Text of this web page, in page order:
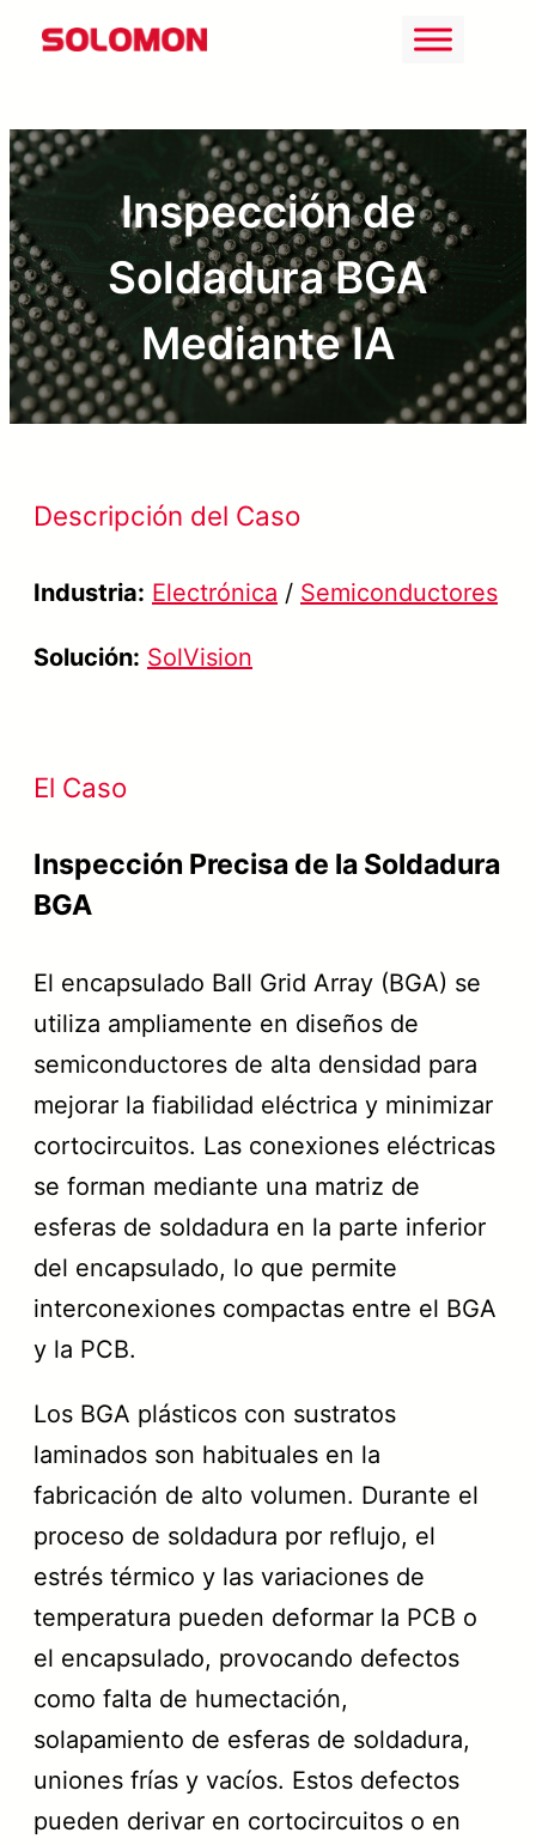
Saltar
Inspección de
Soldadura BGA
Mediante IA
Descripción del Caso
Industria: Electrónica / Semiconductores
Solución: SolVision
El Caso
Inspección Precisa de la Soldadura
BGA
El encapsulado Ball Grid Array (BGA) se
utiliza ampliamente en diseños de
semiconductores de alta densidad para
mejorar la fiabilidad eléctrica y minimizar
cortocircuitos. Las conexiones eléctricas
se forman mediante una matriz de
esferas de soldadura en la parte inferior
del encapsulado, lo que permite
interconexiones compactas entre el BGA
y la PCB.
Los BGA plásticos con sustratos
laminados son habituales en la
fabricación de alto volumen. Durante el
proceso de soldadura por reflujo, el
estrés térmico y las variaciones de
temperatura pueden deformar la PCB o
el encapsulado, provocando defectos
como falta de humectación,
solapamiento de esferas de soldadura,
uniones frías y vacíos. Estos defectos
pueden derivar en cortocircuitos o en